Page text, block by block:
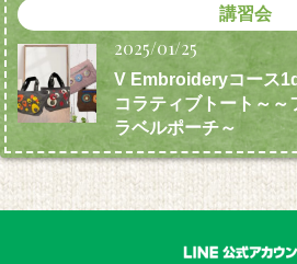
講習会
2025/01/25
V Embroideryコース
コラティブトート～～
ラベルポーチ～